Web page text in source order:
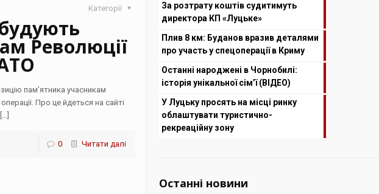
Категорії
Революції
пам’ятника учасникам
Про це йдеться на сайті
[…]
0 Читати далі
За розтрату коштів судитимуть
директора КП «Луцьке»
Плив 8 км: Буданов вразив деталями
про участь у спецоперації в Криму
Останні народжені в Чорнобилі:
історія унікальної сім’ї (ВІДЕО)
У Луцьку просять на місці ринку
облаштувати туристично-
рекреаційну зону
Останні новини